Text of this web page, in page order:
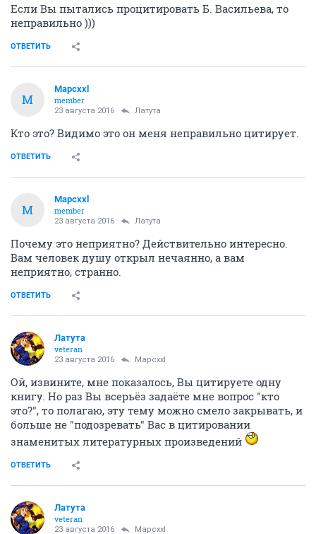
Если Вы пытались процитировать Б. Васильева, то
неправильно )))
ОТВЕТИТЬ
M
Mapcxxl
member
23 августа 2016 Латута
Кто это? Видимо это он меня неправильно цитирует.
ОТВЕТИТЬ
M
Mapcxxl
member
23 августа 2016 Латута
Почему это неприятно? Действительно интересно.
Вам человек душу открыл нечаянно, а вам
неприятно, странно.
ОТВЕТИТЬ
Латута
veteran
23 августа 2016 Mapcxxl
Ой, извините, мне показалось, Вы цитируете одну
книгу. Но раз Вы всерьёз задаёте мне вопрос "кто
это?", то полагаю, эту тему можно смело закрывать, и
больше не "подозревать" Вас в цитировании
знаменитых литературных произведений
ОТВЕТИТЬ
Латута
veteran
23 августа 2016 Mapcxxl